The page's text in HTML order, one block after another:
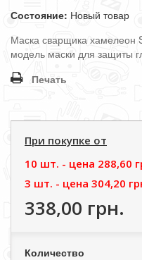
Состояние: Новый товар
Маска сварщика хамелеон
модель маски для защиты
Печать
При покупке от
10 шт. - цена 288,60
3 шт. - цена 304,20
338,00 грн.
Количество